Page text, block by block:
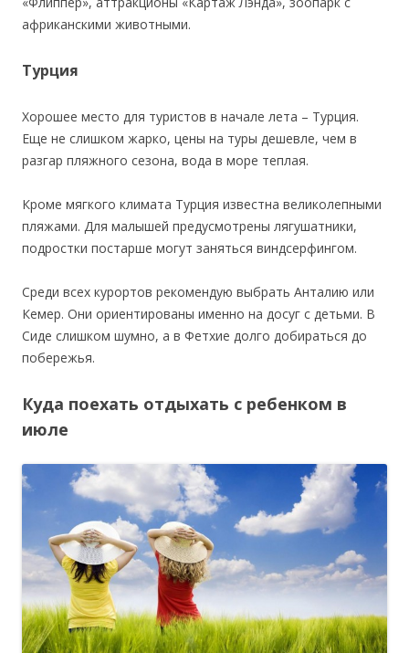
африканскими животными.
Турция
Хорошее место для туристов в начале лета – Турция.
Еще не слишком жарко, цены на туры дешевле, чем в
разгар пляжного сезона, вода в море теплая.
Кроме мягкого климата Турция известна великолепными
пляжами. Для малышей предусмотрены лягушатники,
подростки постарше могут заняться виндсерфингом.
Среди всех курортов рекомендую выбрать Анталию или
Кемер. Они ориентированы именно на досуг с детьми. В
Сиде слишком шумно, а в Фетхие долго добираться до
побережья.
Куда поехать отдыхать с ребенком в
июле